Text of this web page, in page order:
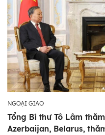
NGOẠI GIAO
Tổng Bí thư Tô Lâm
Azerbaijan, Belarus,